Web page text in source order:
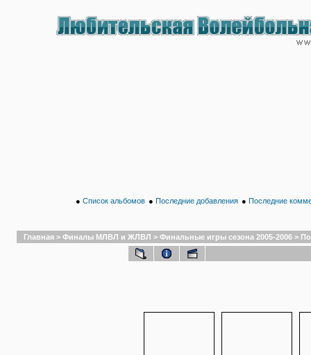
● Список альбомов ● Последние добавления ● Последние
Главная > Финалы МЛВЛ и ЖЛВЛ > Финальные игры сезона 2005-2006 >